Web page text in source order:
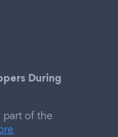
During
of the